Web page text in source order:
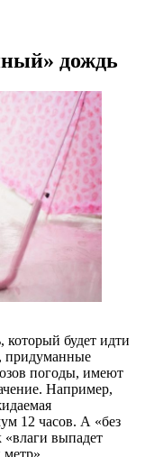
дождь
будет идти
придуманные
погоды, имеют
Например,
12 часов. А «без
«влаги выпадет